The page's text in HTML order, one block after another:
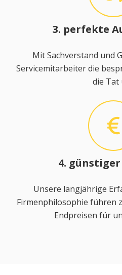
3. perfekte
Mit Sachverstand und
Servicemitarbeiter die
die Tat
4.
Unsere langjährige
Firmenphilosophie führen
Endpreisen für